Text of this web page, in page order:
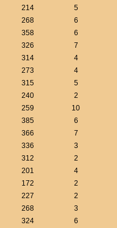
214
5
268
6
358
6
326
7
314
4
273
4
315
5
240
2
259
10
385
6
366
7
336
3
312
2
201
4
172
2
227
2
268
3
324
6